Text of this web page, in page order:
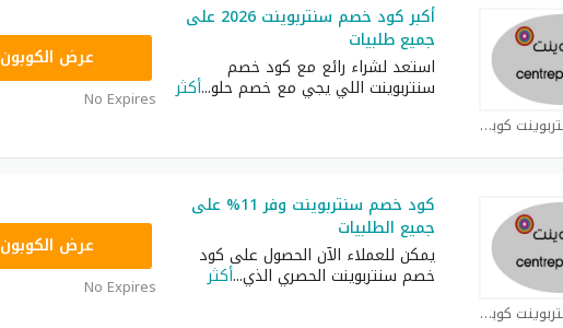
كود خصم سنتربوينت كوبون
أكبر كود خصم سنتربوينت 2026 على
جميع طلبيات
استعد لشراء رائع مع كود خصم
سنتربوينت اللي يجي مع خصم حلو...أكثر
ASMARعرض الكوبون
No Expires
كود خصم سنتربوينت كوبون
كود خصم سنتربوينت وفر 11% على
جميع الطلبيات
يمكن للعملاء الآن الحصول على كود
خصم سنتربوينت الحصري الذي...أكثر
ASMARعرض الكوبون
No Expires